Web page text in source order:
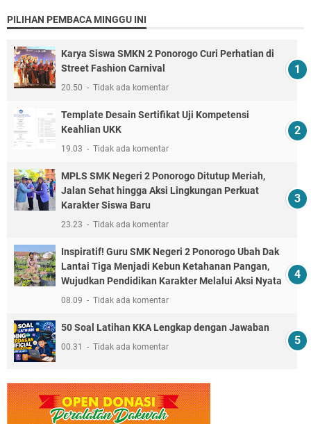
PILIHAN PEMBACA MINGGU INI
Karya Siswa SMKN 2 Ponorogo Curi Perhatian di
Street Fashion Carnival
20.50 Tidak ada komentar
Template Desain Sertifikat Uji Kompetensi
Keahlian UKK
19.03 Tidak ada komentar
MPLS SMK Negeri 2 Ponorogo Ditutup Meriah,
Jalan Sehat hingga Aksi Lingkungan Perkuat
Karakter Siswa Baru
23.23 Tidak ada komentar
Inspiratif! Guru SMK Negeri 2 Ponorogo Ubah Dak
Lantai Tiga Menjadi Kebun Ketahanan Pangan,
Wujudkan Pendidikan Karakter Melalui Aksi Nyata
08.09 Tidak ada komentar
50 Soal Latihan KKA Lengkap dengan Jawaban
00.31 Tidak ada komentar